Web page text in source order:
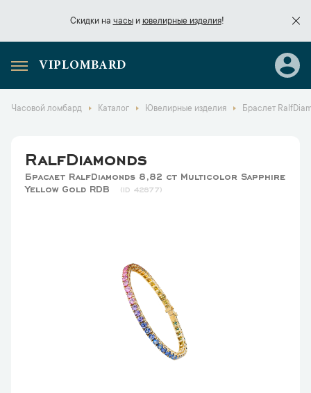
Скидки на часыи ювелирные изделия!
Скидки начасы
VIPLOMBARD
Часовой ломбард Каталог Ювелирные изделия Браслет
RalfDiamonds
Браслет RalfDiamonds 8,82 ct Multicolor Sapphire
Yellow Gold RDB
42877